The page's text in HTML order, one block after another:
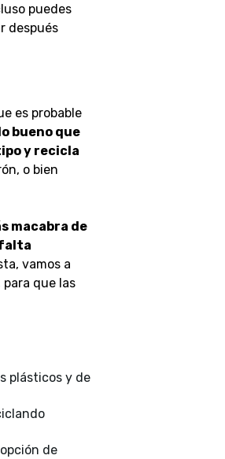
puedes
después
es probable
bueno que
y recicla
o bien
macabra de
falta
vamos a
que las
plásticos y de
de